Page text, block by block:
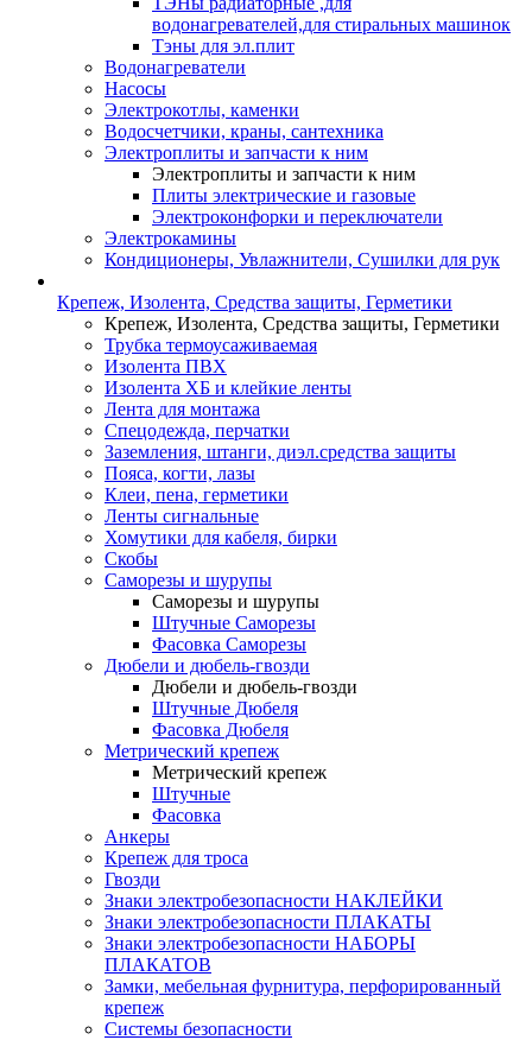
водонагревателей,для стиральных машинок
Тэны для эл.плит
Водонагреватели
Насосы
Электрокотлы, каменки
Водосчетчики, краны, сантехника
Электроплиты и запчасти к ним
Электроплиты и запчасти к ним
Плиты электрические и газовые
Электроконфорки и переключатели
Электрокамины
Кондиционеры, Увлажнители, Сушилки для рук
Крепеж, Изолента, Средства защиты, Герметики
Крепеж, Изолента, Средства защиты, Герметики
Трубка термоусаживаемая
Изолента ПВХ
Изолента ХБ и клейкие ленты
Лента для монтажа
Спецодежда, перчатки
Заземления, штанги, диэл.средства защиты
Пояса, когти, лазы
Клеи, пена, герметики
Ленты сигнальные
Хомутики для кабеля, бирки
Скобы
Саморезы и шурупы
Саморезы и шурупы
Штучные Саморезы
Фасовка Саморезы
Дюбели и дюбель-гвозди
Дюбели и дюбель-гвозди
Штучные Дюбеля
Фасовка Дюбеля
Метрический крепеж
Метрический крепеж
Штучные
Фасовка
Анкеры
Крепеж для троса
Гвозди
Знаки электробезопасности НАКЛЕЙКИ
Знаки электробезопасности ПЛАКАТЫ
Знаки электробезопасности НАБОРЫ
ПЛАКАТОВ
Замки, мебельная фурнитура, перфорированный
крепеж
Системы безопасности